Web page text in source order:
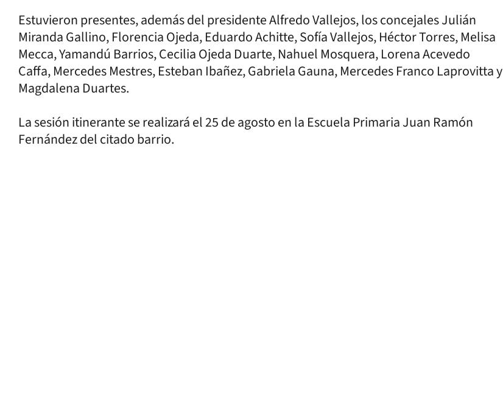
Estuvieron presentes, además del presidente Alfredo Vallejos, los concejales Julián
Miranda Gallino, Florencia Ojeda, Eduardo Achitte, Sofía Vallejos, Héctor Torres, Melisa
Mecca, Yamandú Barrios, Cecilia Ojeda Duarte, Nahuel Mosquera, Lorena Acevedo
Caffa, Mercedes Mestres, Esteban Ibañez, Gabriela Gauna, Mercedes Franco Laprovitta y
Magdalena Duartes.
La sesión itinerante se realizará el 25 de agosto en la Escuela Primaria Juan Ramón
Fernández del citado barrio.